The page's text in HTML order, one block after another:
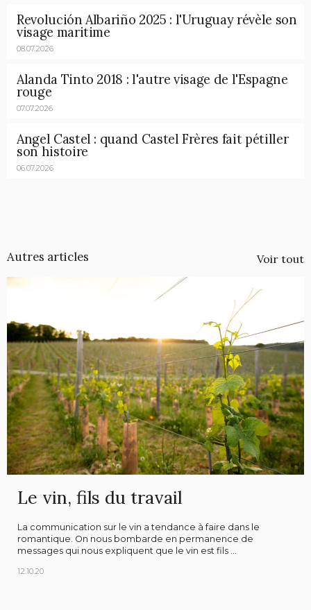
Revolución Albariño 2025 : l'Uruguay révèle son
visage maritime
08.07.2026
Alanda Tinto 2018 : l'autre visage de l'Espagne
rouge
07.07.2026
Angel Castel : quand Castel Frères fait pétiller
son histoire
06.07.2026
Autres articles Voir tout
Le vin, fils du travail
La communication sur le vin a tendance à faire dans le
romantique. On nous bombarde en permanence de
messages qui nous expliquent que le vin est fils ...
12.10.20